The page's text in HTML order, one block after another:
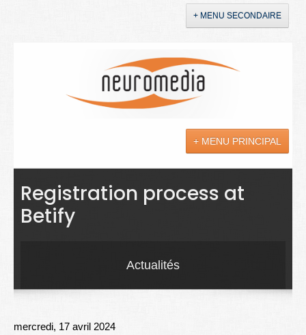
+ MENU SECONDAIRE
+ MENU PRINCIPAL
Actualités
Sciences
Droit
Lexique
Registration process at
Betify
Actualités
mercredi, 17 avril 2024